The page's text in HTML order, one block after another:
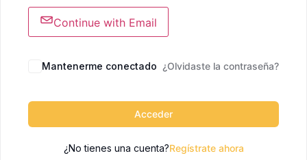
Continue with Email
Mantenerme conectado ¿Olvidaste la contraseña?
Acceder
¿No tienes una cuenta?Regístrate ahora